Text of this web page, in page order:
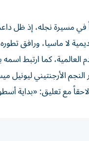
في مسيرة نجله، إذ ظل
لا ماسيا، ورافق
العالمية، كما ارتبط
الأرجنتيني ليونيل